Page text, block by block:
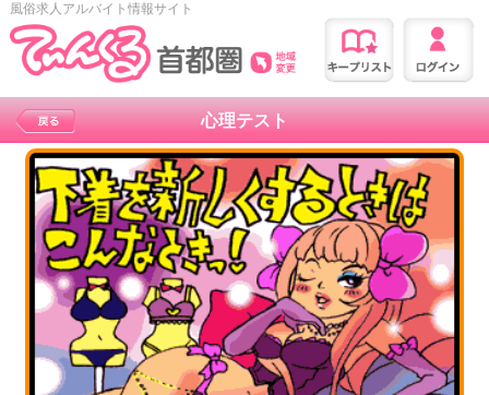
風俗求人アルバイト情報サイト
心理テスト